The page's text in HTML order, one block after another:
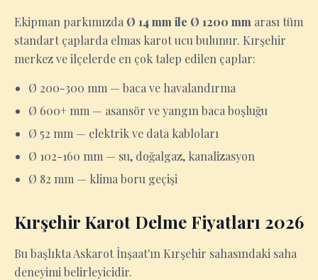
Ekipman parkımızda Ø 14 mm ile Ø 1200 mm arası tüm
standart çaplarda elmas karot ucu bulunur. Kırşehir
merkez ve ilçelerde en çok talep edilen çaplar:
Ø 200-300 mm — baca ve havalandırma
Ø 600+ mm — asansör ve yangın baca boşluğu
Ø 52 mm — elektrik ve data kabloları
Ø 102-160 mm — su, doğalgaz, kanalizasyon
Ø 82 mm — klima boru geçişi
Kırşehir Karot Delme Fiyatları 2026
Bu başlıkta Askarot İnşaat'ın Kırşehir sahasındaki saha
deneyimi belirleyicidir.